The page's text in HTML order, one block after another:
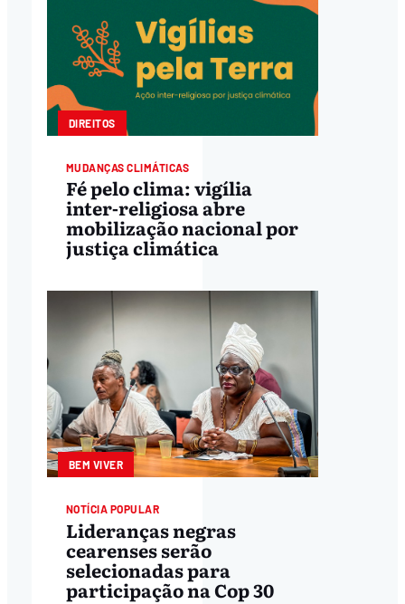
DIREITOS
MUDANÇAS CLIMÁTICAS
Fé pelo clima: vigília
inter-religiosa abre
mobilização nacional por
justiça climática
BEM VIVER
NOTÍCIA POPULAR
Lideranças negras
cearenses serão
selecionadas para
participação na Cop 30